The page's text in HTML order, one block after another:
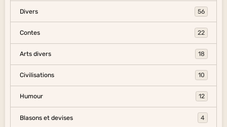
Divers 56
Contes 22
Arts divers 18
Civilisations 10
Humour 12
Blasons et devises 4